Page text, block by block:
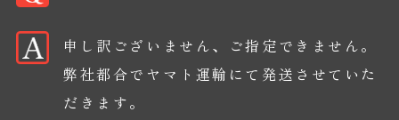
申し訳ございません、ご指定できません。
弊社都合でヤマト運輸にて発送させていた
だきます。